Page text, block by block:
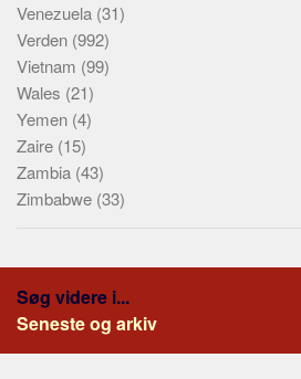
Venezuela (31)
Verden (992)
Vietnam (99)
Wales (21)
Yemen (4)
Zaire (15)
Zambia (43)
Zimbabwe (33)
Søg videre i...
Seneste og arkiv